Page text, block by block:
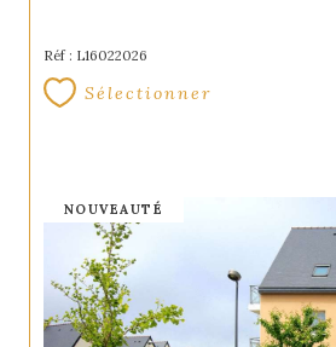
Réf : L16022026
Sélectionner
NOUVEAUTÉ